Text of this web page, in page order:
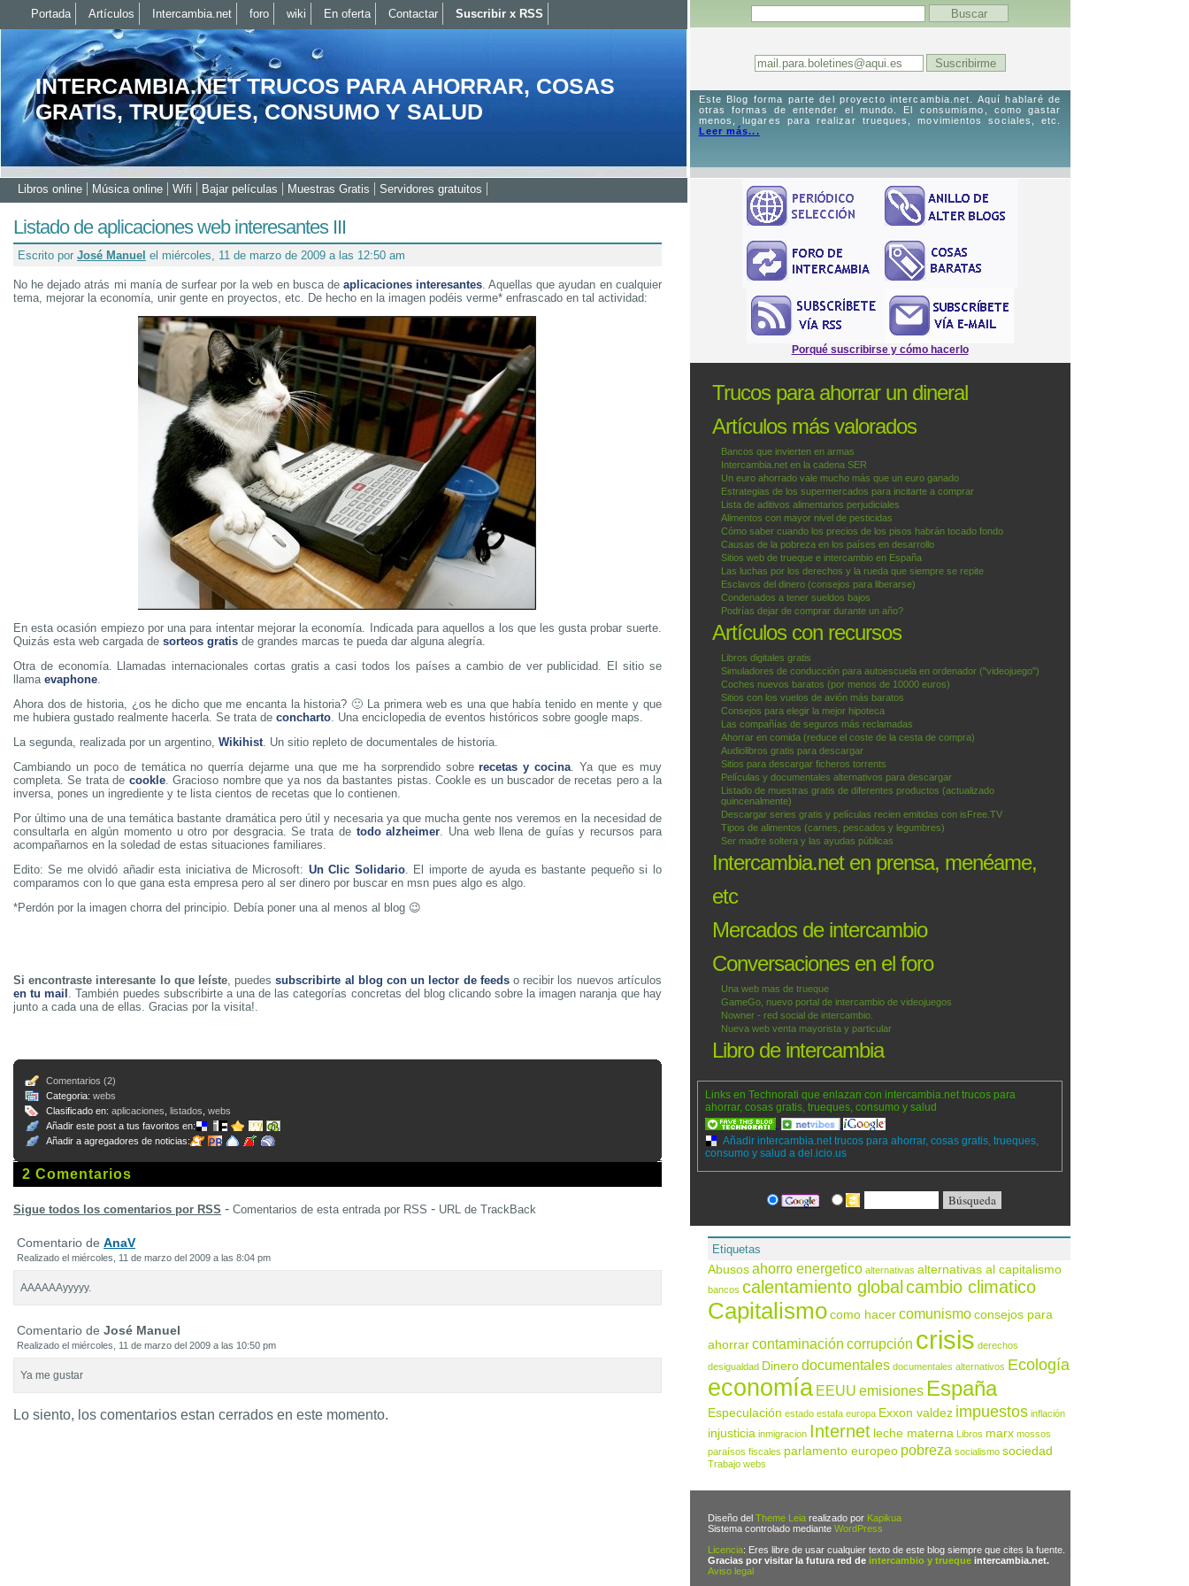
INTERCAMBIA.NET TRUCOS PARA AHORRAR, COSAS
GRATIS, TRUEQUES, CONSUMO Y SALUD
Libros online Música online Wifi Bajar películas Muestras Gratis Servidores gratuitos
Listado de aplicaciones web interesantes III
Escrito por José Manuel el miércoles, 11 de marzo de 2009 a las 12:50 am
No he dejado atrás mi manía de surfear por la web en busca de aplicaciones interesantes. Aquellas que ayudan en cualquier
tema, mejorar la economía, unir gente en proyectos, etc. De hecho en la imagen podéis verme* enfrascado en tal actividad:
En esta ocasión empiezo por una para intentar mejorar la economía. Indicada para aquellos a los que les gusta probar suerte.
Quizás esta web cargada de sorteos gratis de grandes marcas te pueda dar alguna alegría.
Otra de economía. Llamadas internacionales cortas gratis a casi todos los países a cambio de ver publicidad. El sitio se
llama evaphone.
Ahora dos de historia, ¿os he dicho que me encanta la historia? 🙂 La primera web es una que había tenido en mente y que
me hubiera gustado realmente hacerla. Se trata de concharto. Una enciclopedia de eventos históricos sobre google maps.
La segunda, realizada por un argentino, Wikihist. Un sitio repleto de documentales de historia.
Cambiando un poco de temática no querría dejarme una que me ha sorprendido sobrerecetas y cocina. Ya que es muy
completa. Se trata de cookle. Gracioso nombre que ya nos da bastantes pistas. Cookle es un buscador de recetas pero a la
inversa, pones un ingrediente y te lista cientos de recetas que lo contienen.
Por último una de una temática bastante dramática pero útil y necesaria ya que mucha gente nos veremos en la necesidad de
consultarla en algún momento u otro por desgracia. Se trata de todo alzheimer. Una web llena de guías y recursos para
acompañarnos en la soledad de estas situaciones familiares.
Edito: Se me olvidó añadir esta iniciativa de Microsoft: Un Clic Solidario. El importe de ayuda es bastante pequeño si lo
comparamos con lo que gana esta empresa pero al ser dinero por buscar en msn pues algo es algo.
*Perdón por la imagen chorra del principio. Debía poner una al menos al blog 😉
Si encontraste interesante lo que leíste, puedessubscribirte al blog con un lector de feedso recibir los nuevos artículos
en tu mail . También puedes subscribirte a una de las categorías concretas del blog clicando sobre la imagen naranja que hay
junto a cada una de ellas. Gracias por la visita!.
Comentarios (2)
Categoria: webs
Clasificado en: aplicaciones listados webs
Añadir este post a tus favoritos en:
Añadir a agregadores de noticias:
2 Comentarios
Sigue todos los comentarios por RSS - Comentarios de esta entrada por RSS - URL de TrackBack
Comentario de AnaV
Realizado el miércoles, 11 de marzo del 2009 a las 8:04 pm
AAAAAAyyyyy.
Comentario de José Manuel
Realizado el miércoles, 11 de marzo del 2009 a las 10:50 pm
Ya me gustar
Lo siento, los comentarios estan cerrados en este momento.
Portada Artículos Intercambia.net foro wiki En oferta Contactar Suscribir x RSS
Este Blog forma parte del proyecto intercambia.net. Aquí hablaré de
otras formas de entender el mundo. El consumismo, como gastar
menos, lugares para realizar trueques, movimientos sociales, etc.
Leer más...
Porqué suscribirse y cómo hacerlo
Trucos para ahorrar un dineral
Artículos más valorados
Bancos que invierten en armas
Intercambia.net en la cadena SER
Un euro ahorrado vale mucho más que un euro ganado
Estrategias de los supermercados para incitarte a comprar
Lista de aditivos alimentarios perjudiciales
Alimentos con mayor nivel de pesticidas
Cómo saber cuando los precios de los pisos habrán tocado fondo
Causas de la pobreza en los países en desarrollo
Sitios web de trueque e intercambio en España
Las luchas por los derechos y la rueda que siempre se repite
Esclavos del dinero (consejos para liberarse)
Condenados a tener sueldos bajos
Podrías dejar de comprar durante un año?
Artículos con recursos
Libros digitales gratis
Simuladores de conducción para autoescuela en ordenador ("videojuego")
Coches nuevos baratos (por menos de 10000 euros)
Sitios con los vuelos de avión más baratos
Consejos para elegir la mejor hipoteca
Las compañías de seguros más reclamadas
Ahorrar en comida (reduce el coste de la cesta de compra)
Audiolibros gratis para descargar
Sitios para descargar ficheros torrents
Películas y documentales alternativos para descargar
Listado de muestras gratis de diferentes productos (actualizado
quincenalmente)
Descargar series gratis y películas recien emitidas con isFree.TV
Tipos de alimentos (carnes, pescados y legumbres)
Ser madre soltera y las ayudas públicas
Intercambia.net en prensa, menéame,
etc
Mercados de intercambio
Conversaciones en el foro
Una web mas de trueque
GameGo, nuevo portal de intercambio de videojuegos
Nowner - red social de intercambio.
Nueva web venta mayorista y particular
Libro de intercambia
Links en Technorati que enlazan con intercambia.net trucos para
ahorrar, cosas gratis, trueques, consumo y salud
Añadir intercambia.net trucos para ahorrar, cosas gratis, trueques,
consumo y salud a del.icio.us
Etiquetas
Abusos ahorro energetico alternativas alternativas al capitalismo
bancos calentamiento global cambio climatico
Capitalismo como hacer comunismo consejos para
ahorrar contaminación corrupción crisis derechos
desigualdad Dinero documentales documentales alternativos Ecología
economía EEUU emisiones España
Especulación estado estafa europa Exxon valdez impuestos inflación
injusticia inmigracion Internet leche materna Libros marx mossos
paraísos fiscales parlamento europeo pobreza socialismo sociedad
Trabajo webs
Diseño del Theme Leiarealizado por Kapikua
Sistema controlado mediante WordPress
Licencia: Eres libre de usar cualquier texto de este blog siempre que cites la fuente.
Gracias por visitar la futura red de intercambio y truequeintercambia.net.
Aviso legal